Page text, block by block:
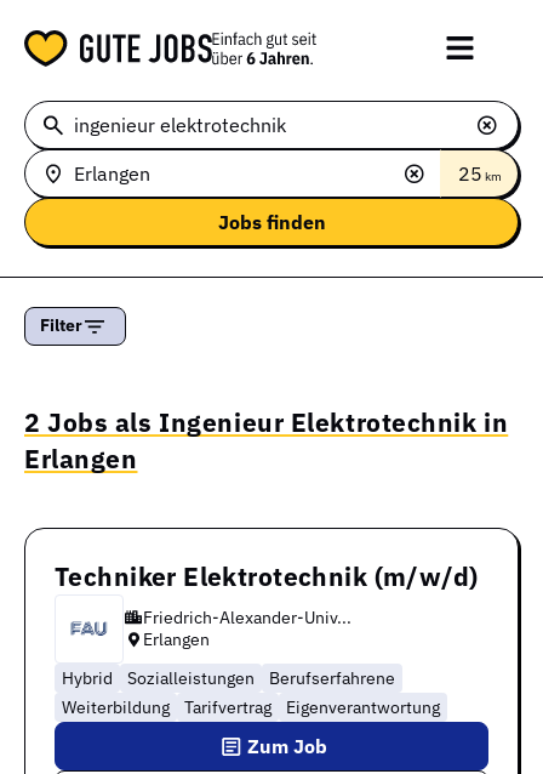
25 km
Filter
2 Jobs als Ingenieur Elektrotechnik in
Erlangen
Techniker Elektrotechnik (m/w/d)
Friedrich-Alexander-Univ...
Erlangen
Hybrid
Sozialleistungen
Berufserfahrene
Weiterbildung
Tarifvertrag Eigenverantwortung
Zum Job